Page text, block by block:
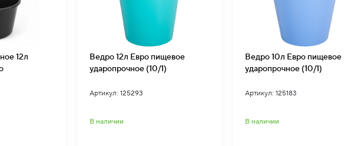
12л
Ведро 12л Евро пищевое
ударопрочное (10/1)
Артикул: 125293
В наличии
Ведро 10л Евро пищевое
ударопрочное (10/1)
Артикул: 125183
В наличии